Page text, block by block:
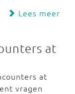
Lees meer
at
at
vragen